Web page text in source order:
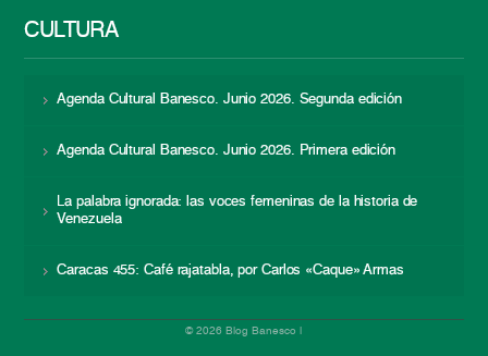
CULTURA
Agenda Cultural Banesco. Junio 2026. Segunda edición
Agenda Cultural Banesco. Junio 2026. Primera edición
La palabra ignorada: las voces femeninas de la historia de
Venezuela
Caracas 455: Café rajatabla, por Carlos «Caque» Armas
© 2026 Blog Banesco |